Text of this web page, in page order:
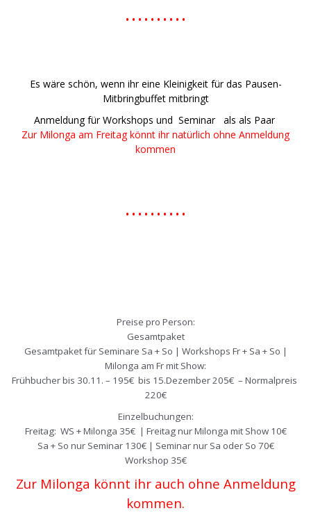
• • • • • • • • • •
Es wäre schön, wenn ihr eine Kleinigkeit für das Pausen-
Mitbringbuffet mitbringt
Anmeldung für Workshops und Seminar als als Paar
Zur Milonga am Freitag könnt ihr natürlich ohne Anmeldung
kommen
• • • • • • • • • •
Preise pro Person:
Gesamtpaket
Gesamtpaket für Seminare Sa + So | Workshops Fr + Sa + So |
Milonga am Fr mit Show:
Frühbucher bis 30.11. – 195€ bis 15.Dezember 205€ – Normalpreis
220€
Einzelbuchungen:
Freitag: WS + Milonga 35€ | Freitag nur Milonga mit Show 10€
Sa + So nur Seminar 130€ | Seminar nur Sa oder So 70€
Workshop 35€
Zur Milonga könnt ihr auch ohne Anmeldung
kommen.